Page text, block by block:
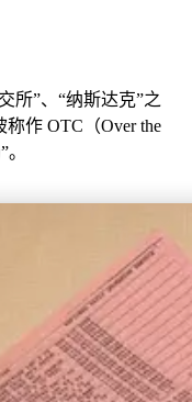
所”、“纳斯达克”之
作 OTC（Over the